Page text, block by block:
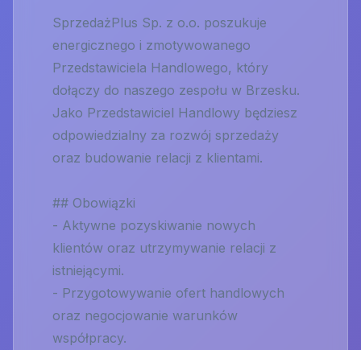
SprzedażPlus Sp. z o.o. poszukuje
energicznego i zmotywowanego
Przedstawiciela Handlowego, który
dołączy do naszego zespołu w Brzesku.
Jako Przedstawiciel Handlowy będziesz
odpowiedzialny za rozwój sprzedaży
oraz budowanie relacji z klientami.
## Obowiązki
- Aktywne pozyskiwanie nowych
klientów oraz utrzymywanie relacji z
istniejącymi.
- Przygotowywanie ofert handlowych
oraz negocjowanie warunków
współpracy.